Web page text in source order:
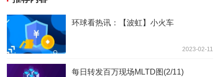
环球看热讯：【波虹】小火车
2023-02-11
每日转发百万现场MLTD图(2/11)